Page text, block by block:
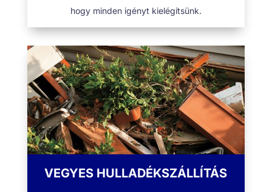
hogy minden igényt kielégítsünk.
VEGYES HULLADÉKSZÁLLÍTÁS